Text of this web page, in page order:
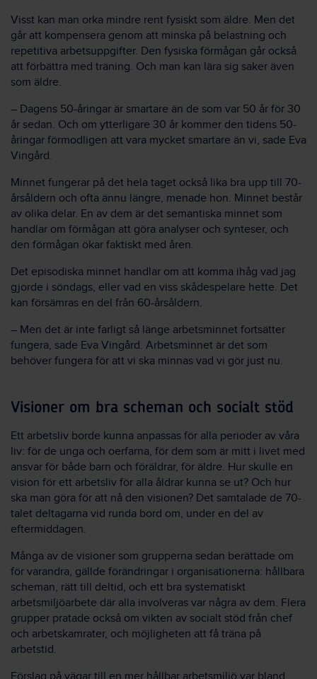
Visst kan man orka mindre rent fysiskt som äldre. Men det
går att kompensera genom att minska på belastning och
repetitiva arbetsuppgifter. Den fysiska förmågan går också
att förbättra med träning. Och man kan lära sig saker även
som äldre.
– Dagens 50-åringar är smartare än de som var 50 år för 30
år sedan. Och om ytterligare 30 år kommer den tidens 50-
åringar förmodligen att vara mycket smartare än vi, sade Eva
Vingård.
Minnet fungerar på det hela taget också lika bra upp till 70-
årsåldern och ofta ännu längre, menade hon. Minnet består
av olika delar. En av dem är det semantiska minnet som
handlar om förmågan att göra analyser och synteser, och
den förmågan ökar faktiskt med åren.
Det episodiska minnet handlar om att komma ihåg vad jag
gjorde i söndags, eller vad en viss skådespelare hette. Det
kan försämras en del från 60-årsåldern.
– Men det är inte farligt så länge arbetsminnet fortsätter
fungera, sade Eva Vingård. Arbetsminnet är det som
behöver fungera för att vi ska minnas vad vi gör just nu.
Visioner om bra scheman och socialt stöd
Ett arbetsliv borde kunna anpassas för alla perioder av våra
liv: för de unga och oerfarna, för dem som är mitt i livet med
ansvar för både barn och föräldrar, för äldre. Hur skulle en
vision för ett arbetsliv för alla åldrar kunna se ut? Och hur
ska man göra för att nå den visionen? Det samtalade de 70-
talet deltagarna vid runda bord om, under en del av
eftermiddagen.
Många av de visioner som grupperna sedan berättade om
för varandra, gällde förändringar i organisationerna: hållbara
scheman, rätt till deltid, och ett bra systematiskt
arbetsmiljöarbete där alla involveras var några av dem. Flera
grupper pratade också om vikten av socialt stöd från chef
och arbetskamrater, och möjligheten att få träna på
arbetstid.
Förslag på vägar till en mer hållbar arbetsmiljö var bland